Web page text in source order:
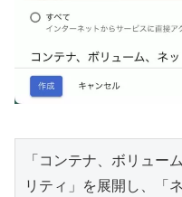
「コンテナ、ボリュー
リティ」を展開し、「